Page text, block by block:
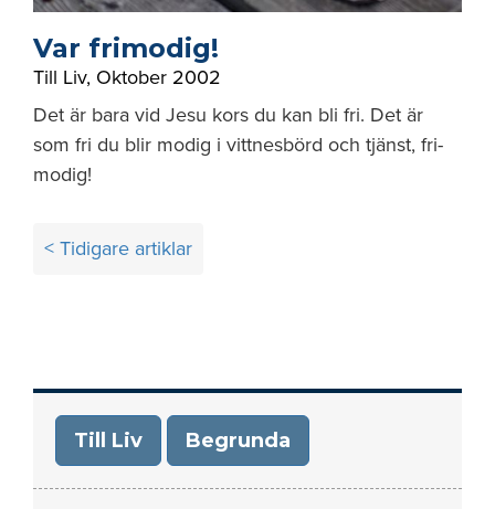
Var frimodig!
Till Liv, Oktober 2002
Det är bara vid Jesu kors du kan bli fri. Det är
som fri du blir modig i vittnesbörd och tjänst, fri-
modig!
Inläggsnavigering
< Tidigare artiklar
Till Liv Begrunda